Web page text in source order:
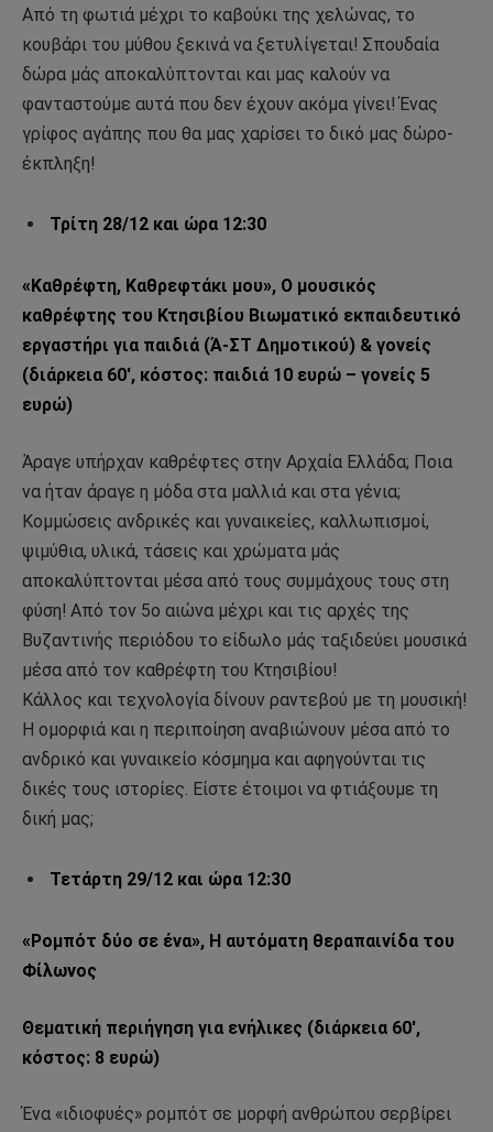
Από τη φωτιά μέχρι το καβούκι της χελώνας, το
κουβάρι του μύθου ξεκινά να ξετυλίγεται! Σπουδαία
δώρα μάς αποκαλύπτονται και μας καλούν να
φανταστούμε αυτά που δεν έχουν ακόμα γίνει! Ένας
γρίφος αγάπης που θα μας χαρίσει το δικό μας δώρο-
έκπληξη!
Τρίτη 28/12 και ώρα 12:30
«Καθρέφτη, Καθρεφτάκι μου», Ο μουσικός
καθρέφτης του Κτησιβίου Βιωματικό εκπαιδευτικό
εργαστήρι για παιδιά (Ά-ΣΤ Δημοτικού) & γονείς
(διάρκεια 60′, κόστος: παιδιά 10 ευρώ – γονείς 5
ευρώ)
Άραγε υπήρχαν καθρέφτες στην Αρχαία Ελλάδα; Ποια
να ήταν άραγε η μόδα στα μαλλιά και στα γένια;
Κομμώσεις ανδρικές και γυναικείες, καλλωπισμοί,
ψιμύθια, υλικά, τάσεις και χρώματα μάς
αποκαλύπτονται μέσα από τους συμμάχους τους στη
φύση! Από τον 5ο αιώνα μέχρι και τις αρχές της
Βυζαντινής περιόδου το είδωλο μάς ταξιδεύει μουσικά
μέσα από τον καθρέφτη του Κτησιβίου!
Κάλλος και τεχνολογία δίνουν ραντεβού με τη μουσική!
Η ομορφιά και η περιποίηση αναβιώνουν μέσα από το
ανδρικό και γυναικείο κόσμημα και αφηγούνται τις
δικές τους ιστορίες. Είστε έτοιμοι να φτιάξουμε τη
δική μας;
Τετάρτη 29/12 και ώρα 12:30
«Ρομπότ δύο σε ένα», Η αυτόματη θεραπαινίδα του
Φίλωνος
Θεματική περιήγηση για ενήλικες (διάρκεια 60′,
κόστος: 8 ευρώ)
Ένα «ιδιοφυές» ρομπότ σε μορφή ανθρώπου σερβίρει